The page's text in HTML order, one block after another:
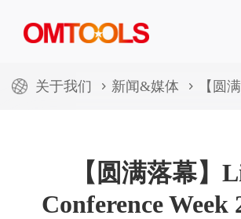
关于我们 新闻&媒体 【圆
【圆满落幕】
Conference Week